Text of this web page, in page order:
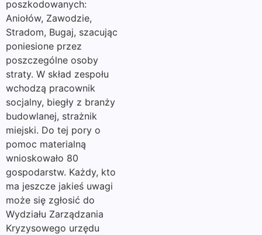
poszkodowanych:
Aniołów, Zawodzie,
Stradom, Bugaj, szacując
poniesione przez
poszczególne osoby
straty. W skład zespołu
wchodzą pracownik
socjalny, biegły z branży
budowlanej, strażnik
miejski. Do tej pory o
pomoc materialną
wnioskowało 80
gospodarstw. Każdy, kto
ma jeszcze jakieś uwagi
może się zgłosić do
Wydziału Zarządzania
Kryzysowego urzędu